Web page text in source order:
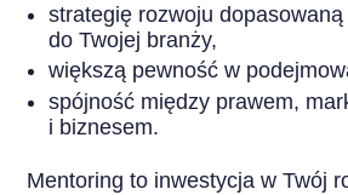
strategię rozwoju dopasowaną
do Twojej branży,
większą pewność w
spójność między prawem,
i biznesem.
Mentoring to inwestycja w Twój